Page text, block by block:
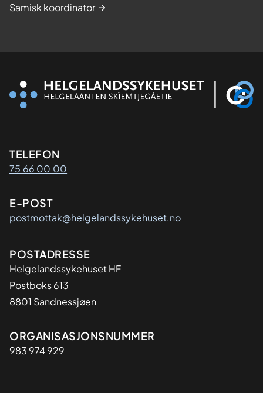
Samisk koordinator
Kontaktinformasjon
TELEFON
75 66 00 00
E-POST
postmottak@helgelandssykehuset.no
Adresse
POSTADRESSE
Helgelandssykehuset HF
Postboks 613
8801 Sandnessjøen
Organisasjon
ORGANISASJONSNUMMER
983 974 929